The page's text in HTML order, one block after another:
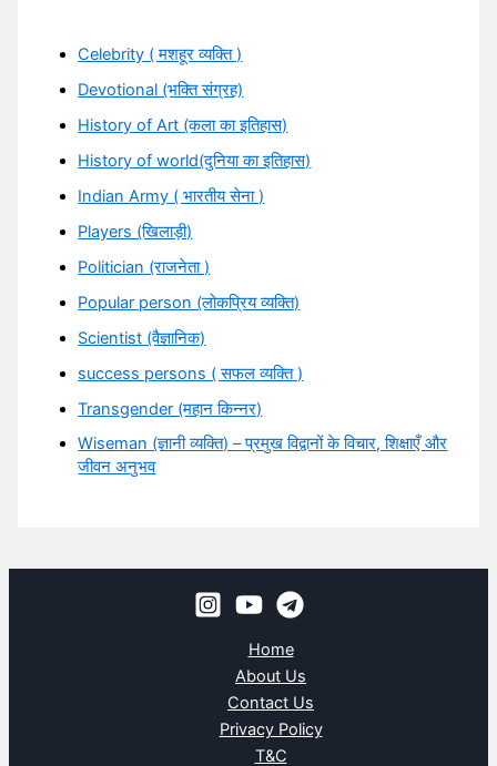
Celebrity ( मशहूर व्यक्ति )
Devotional (भक्ति संग्रह)
History of Art (कला का इतिहास)
History of world(दुनिया का इतिहास)
Indian Army ( भारतीय सेना )
Players (खिलाड़ी)
Politician (राजनेता )
Popular person (लोकप्रिय व्यक्ति)
Scientist (वैज्ञानिक)
success persons ( सफल व्यक्ति )
Transgender (महान किन्नर)
Wiseman (ज्ञानी व्यक्ति) – प्रमुख विद्वानों के विचार, शिक्षाएँ और
जीवन अनुभव
Home
About Us
Contact Us
Privacy Policy
T&C